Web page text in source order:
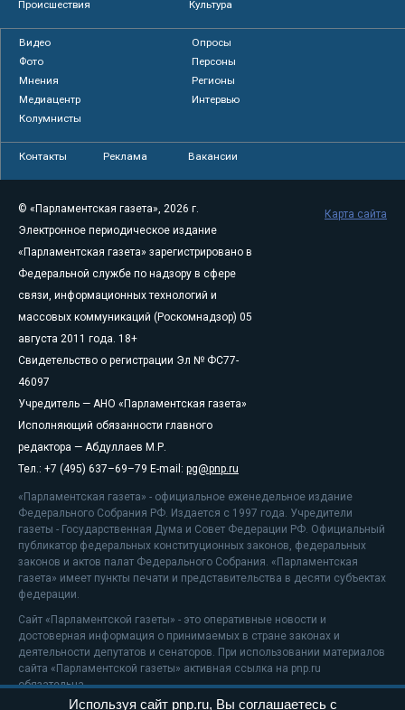
Происшествия
Культура
Видео
Опросы
Фото
Персоны
Мнения
Регионы
Медиацентр
Интервью
Колумнисты
Контакты Реклама Вакансии
© «Парламентская газета», 2026 г.
Электронное периодическое издание
«Парламентская газета» зарегистрировано в
Федеральной службе по надзору в сфере
связи, информационных технологий и
массовых коммуникаций (Роскомнадзор) 05
августа 2011 года. 18+
Свидетельство о регистрации Эл № ФС77-
46097
Учредитель — АНО «Парламентская газета»
Исполняющий обязанности главного
редактора — Абдуллаев М.Р.
Тел.: +7 (495) 637–69–79 E-mail: pg@pnp.ru
«Парламентская газета» - официальное еженедельное издание
Федерального Собрания РФ. Издается с 1997 года. Учредители
газеты - Государственная Дума и Совет Федерации РФ. Официальный
публикатор федеральных конституционных законов, федеральных
законов и актов палат Федерального Собрания. «Парламентская
газета» имеет пункты печати и представительства в десяти субъектах
федерации.
Сайт «Парламентской газеты» - это оперативные новости и
достоверная информация о принимаемых в стране законах и
деятельности депутатов и сенаторов. При использовании материалов
сайта «Парламентской газеты» активная ссылка на pnp.ru
обязательна.
Карта сайта
Используя сайт pnp.ru, Вы соглашаетесь с